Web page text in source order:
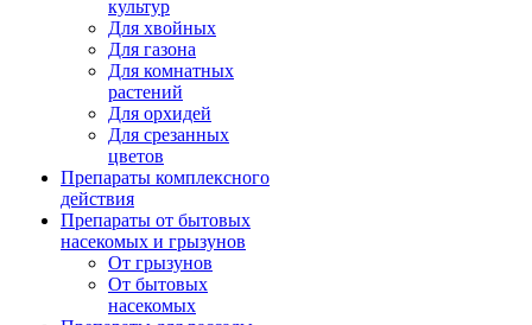
культур
Для хвойных
Для газона
Для комнатных
растений
Для орхидей
Для срезанных
цветов
Препараты комплексного
действия
Препараты от бытовых
насекомых и грызунов
От грызунов
От бытовых
насекомых